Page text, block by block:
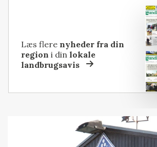
Læs flere nyheder fra din
region i dinlokale
landbrugsavis